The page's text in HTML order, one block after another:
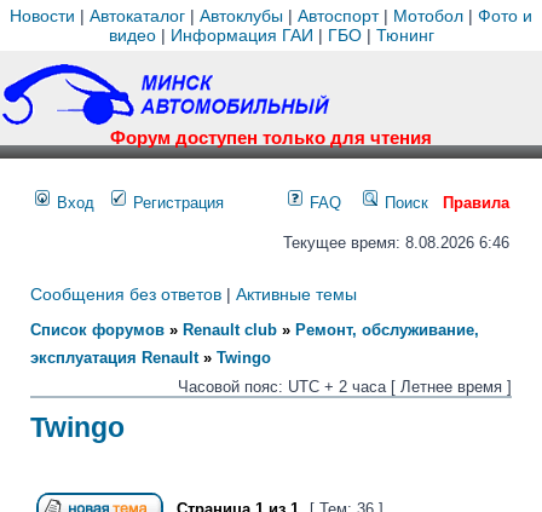
Новости | Автокаталог | Автоклубы | Автоспорт| Мотобол | Фото и
видео| Информация ГАИ | ГБО| Тюнинг
Форум доступен только для чтения
Вход Регистрация FAQ Поиск Правила
Текущее время: 8.08.2026 6:46
Сообщения без ответов | Активные темы
Список форумов » Renault club » Ремонт, обслуживание,
эксплуатация Renault» Twingo
Часовой пояс: UTC + 2 часа [ Летнее время ]
Twingo